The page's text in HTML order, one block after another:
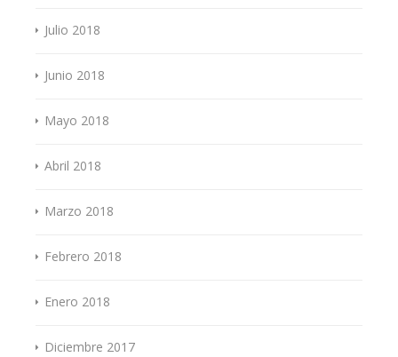
Julio 2018
Junio 2018
Mayo 2018
Abril 2018
Marzo 2018
Febrero 2018
Enero 2018
Diciembre 2017